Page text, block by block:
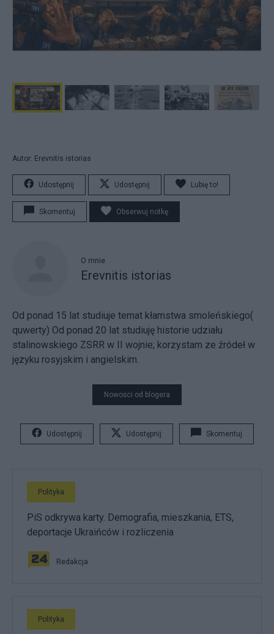
Autor: Erevnitis istorias
Udostępnij Udostępnij Lubię to!
Skomentuj Obserwuj notkę
O mnie
Erevnitis istorias
Od ponad 15 lat studiuje temat kłamstwa smoleńskiego(
quwerty) Od ponad 20 lat studiuję historie udziału
stalinowskiego ZSRR w II wojnie; korzystam ze źródeł w
języku rosyjskim i angielskim.
Nowości od blogera
Udostępnij Udostępnij Skomentuj
Polityka
PiS odkrywa karty. Demografia, mieszkania, ETS,
deportacje Ukraińców i rozliczenia
Redakcja
Polityka